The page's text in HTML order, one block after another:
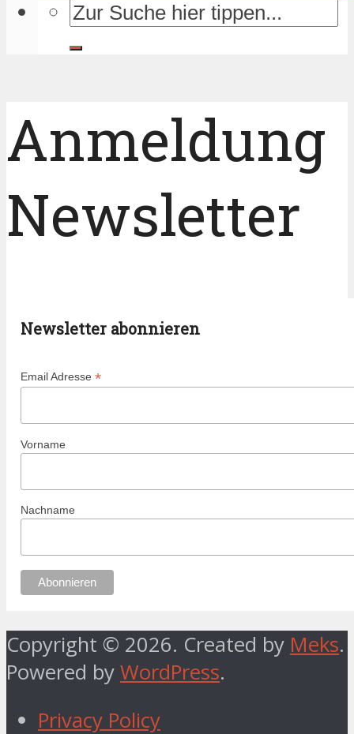
Anmeldung
Newsletter
Newsletter abonnieren
Email Adresse *
Vorname
Nachname
Copyright © 2026. Created by Meks.
Powered by WordPress.
Privacy Policy